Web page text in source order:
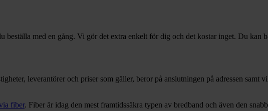
beställa med en gång. Vi gör det extra enkelt för dig och det kostar inget. Du kan
leverantörer och priser som gäller, beror på anslutningen på adressen
fiber. Fiber är idag den mest framtidssäkra typen av bredband och även den